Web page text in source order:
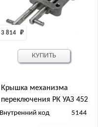
Крышка механизма
переключения РК УАЗ 452
3 814 ₽
Внутренний код 5144
КУПИТЬ